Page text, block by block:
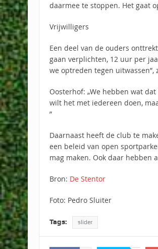
daarmee te stoppen. Het gaat
Vrijwilligers
Een deel van de ouders
gaan verplichten, 12 uur per
we optreden tegen uitwassen”,
Oosterhof: „We hebben wat
wilt het met iedereen doen,
”
Daarnaast heeft de club te
een beleid van open
mag maken. Ook daar hebben
Bron: De Stentor
Foto: Pedro Sluiter
Tags: slider